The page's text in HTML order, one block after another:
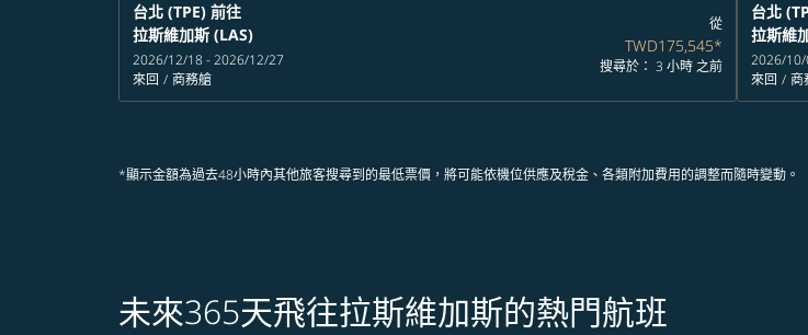
台北 (TPE) 前往
拉斯維加斯 (LAS)
2026/12/18 - 2026/12/27
來回 / 商務艙
從
TWD175,545*
搜尋於： 3 小時 之前
台北
拉斯維
2026/
來回 / 商
*顯示金額為過去48小時內其他旅客搜尋到的最低票價，將可能依機位供應及稅金、各類附加費用的調整而隨時變動。
未來365天飛往拉斯維加斯的熱門航班